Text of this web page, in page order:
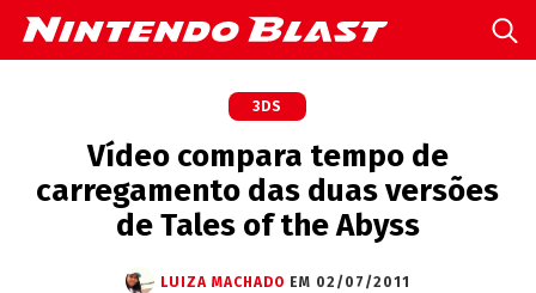
3DS
Vídeo compara tempo de
carregamento das duas versões
de Tales of the Abyss
LUIZA MACHADO EM 02/07/2011